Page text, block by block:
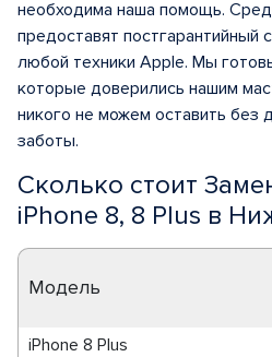
необходима наша помощь.
предоставят постгарантийный
любой техники Apple. Мы
которые доверились нашим
никого не можем оставить без
заботы.
Сколько стоит
iPhone 8, 8 Plus в
Модель
iPhone 8 Plus